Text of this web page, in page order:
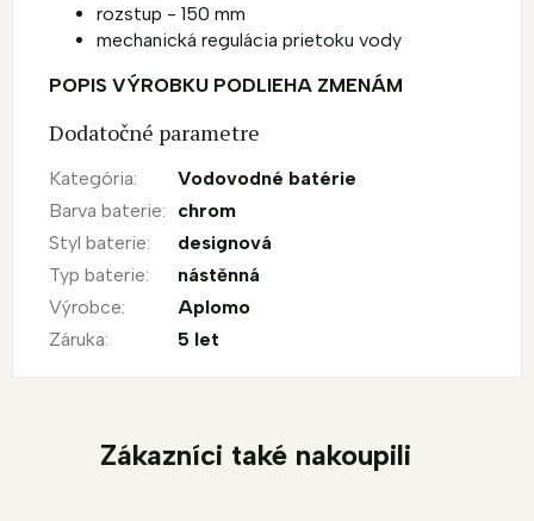
rozstup - 150 mm
mechanická regulácia prietoku vody
POPIS VÝROBKU PODLIEHA ZMENÁM
Dodatočné parametre
Kategória:
Vodovodné batérie
Barva baterie:
chrom
Styl baterie:
designová
Typ baterie:
nástěnná
Výrobce:
Aplomo
Záruka: 5 let
Zákazníci také nakoupili